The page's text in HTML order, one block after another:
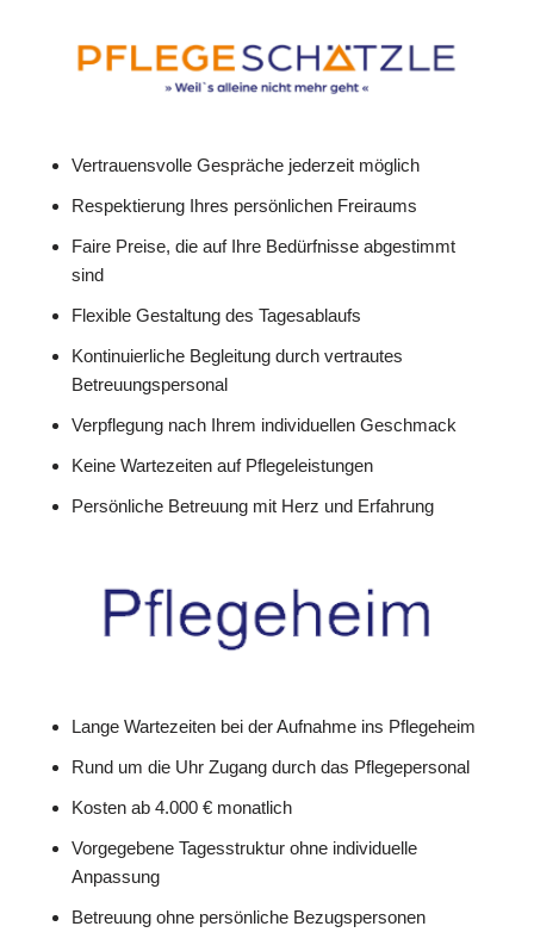
Vertrauensvolle Gespräche jederzeit möglich
Respektierung Ihres persönlichen Freiraums
Faire Preise, die auf Ihre Bedürfnisse abgestimmt
sind
Flexible Gestaltung des Tagesablaufs
Kontinuierliche Begleitung durch vertrautes
Betreuungspersonal
Verpflegung nach Ihrem individuellen Geschmack
Keine Wartezeiten auf Pflegeleistungen
Persönliche Betreuung mit Herz und Erfahrung
Lange Wartezeiten bei der Aufnahme ins Pflegeheim
Rund um die Uhr Zugang durch das Pflegepersonal
Kosten ab 4.000 € monatlich
Vorgegebene Tagesstruktur ohne individuelle
Anpassung
Betreuung ohne persönliche Bezugspersonen